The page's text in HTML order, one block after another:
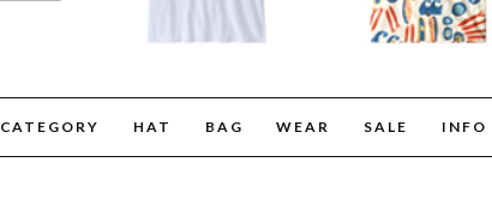
CATEGORY HAT BAG WEAR SALE INFO